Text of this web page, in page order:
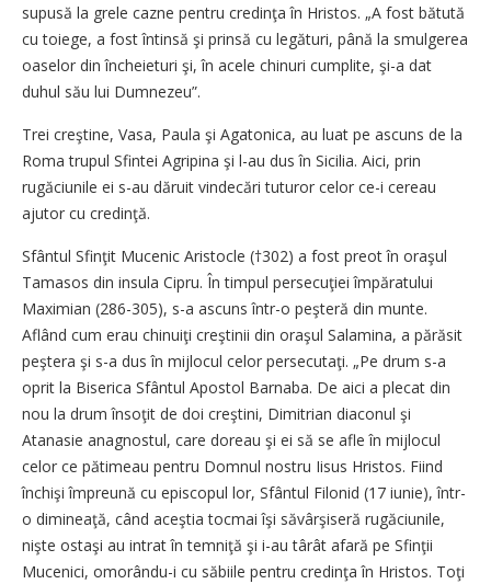
supusă la grele cazne pentru credinţa în Hristos. „A fost bătută
cu toiege, a fost întinsă şi prinsă cu legături, până la smulgerea
oaselor din încheieturi şi, în acele chinuri cumplite, şi-a dat
duhul său lui Dumnezeu”.
Trei creştine, Vasa, Paula şi Agatonica, au luat pe ascuns de la
Roma trupul Sfintei Agripina şi l-au dus în Sicilia. Aici, prin
rugăciunile ei s-au dăruit vindecări tuturor celor ce-i cereau
ajutor cu credinţă.
Sfântul Sfinţit Mucenic Aristocle (†302) a fost preot în oraşul
Tamasos din insula Cipru. În timpul persecuţiei împăratului
Maximian (286-305), s-a ascuns într-o peşteră din munte.
Aflând cum erau chinuiţi creştinii din oraşul Salamina, a părăsit
peştera şi s-a dus în mijlocul celor persecutaţi. „Pe drum s-a
oprit la Biserica Sfântul Apostol Barnaba. De aici a plecat din
nou la drum însoţit de doi creştini, Dimitrian diaconul şi
Atanasie anagnostul, care doreau şi ei să se afle în mijlocul
celor ce pătimeau pentru Domnul nostru Iisus Hristos. Fiind
închişi împreună cu episcopul lor, Sfântul Filonid (17 iunie), într-
o dimineaţă, când aceştia tocmai îşi săvârşiseră rugăciunile,
nişte ostaşi au intrat în temniţă şi i-au târât afară pe Sfinţii
Mucenici, omorându-i cu săbiile pentru credinţa în Hristos. Toţi